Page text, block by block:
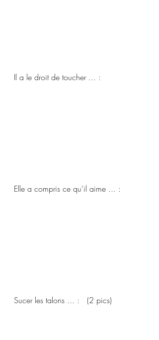
Il a le droit de toucher ... :
Elle a compris ce qu'il aime ... :
Sucer les talons ... :   (2 pics)